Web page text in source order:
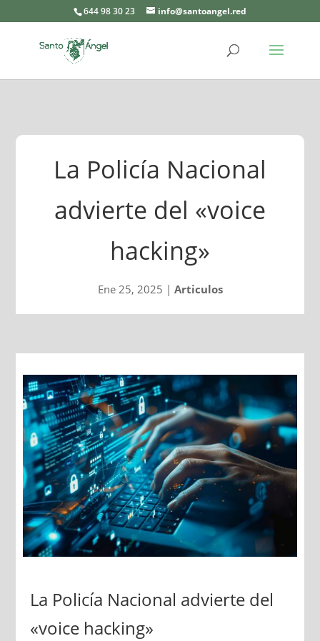
644 98 30 23 info@santoangel.red
La Policía Nacional
advierte del «voice
hacking»
Ene 25, 2025 | Articulos
La Policía Nacional advierte del
«voice hacking»